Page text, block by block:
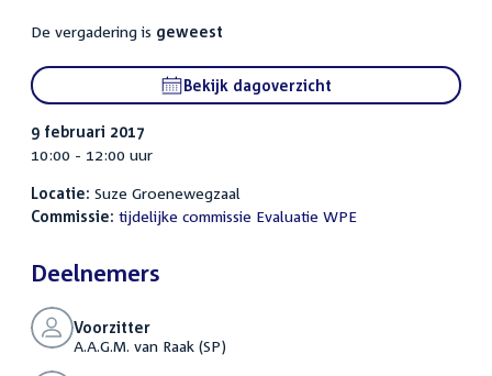
De vergadering is geweest
Bekijk dagoverzicht
9 februari 2017
10:00 - 12:00 uur
Locatie: Suze Groenewegzaal
Commissie: tijdelijke commissie Evaluatie WPE
Deelnemers
Voorzitter
A.A.G.M. van Raak (SP)